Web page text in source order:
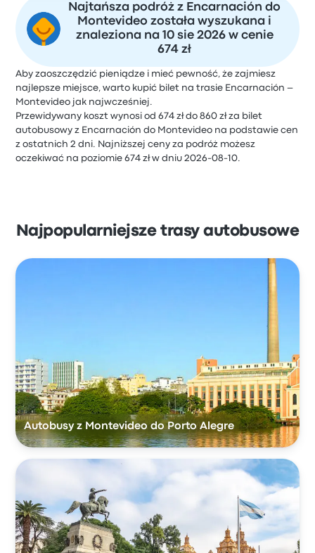
Najtańsza podróż z Encarnación do
Montevideo została wyszukana i
znaleziona na 10 sie 2026 w cenie
674 zł
Aby zaoszczędzić pieniądze i mieć pewność, że zajmiesz
najlepsze miejsce, warto kupić bilet na trasie Encarnación –
Montevideo jak najwcześniej.
Przewidywany koszt wynosi od 674 zł do 860 zł za bilet
autobusowy z Encarnación do Montevideo na podstawie cen
z ostatnich 2 dni. Najniższej ceny za podróż możesz
oczekiwać na poziomie 674 zł w dniu 2026-08-10.
Najpopularniejsze trasy autobusowe
Autobusy z Montevideo do Porto Alegre